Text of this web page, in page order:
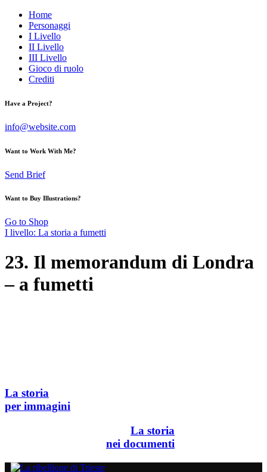
Home
Personaggi
I Livello
II Livello
III Livello
Gioco di ruolo
Crediti
Have a Project?
info@website.com
Want to Work With Me?
Send Brief
Want to Buy Illustrations?
Go to Shop
I livello: La storia a fumetti
23. Il memorandum di Londra
– a fumetti
La storia
per immagini
La storia
nei documenti